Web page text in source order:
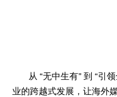
从 “无中生有” 到 “引
业的跨越式发展，让海外